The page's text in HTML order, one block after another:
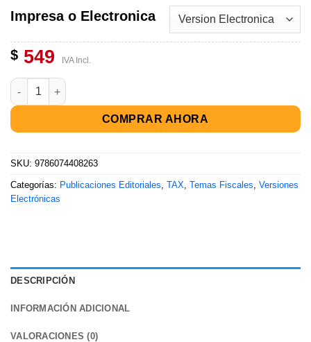
Impresa o Electronica
$ 549 IVA Incl.
COMPRAR AHORA
SKU: 9786074408263
Categorías: Publicaciones Editoriales TAX Temas Fiscales Versiones
Electrónicas
DESCRIPCIÓN
INFORMACIÓN ADICIONAL
VALORACIONES (0)